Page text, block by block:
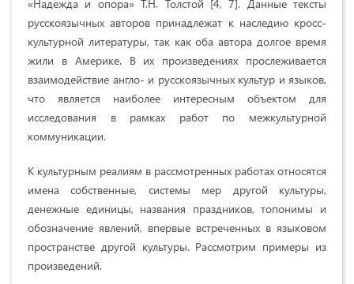
«Надежда и опора» Т.Н. Толстой [4, 7]. Данные тексты
русскоязычных авторов принадлежат к наследию кросс-
культурной литературы, так как оба автора долгое время
жили в Америке. В их произведениях прослеживается
взаимодействие англо- и русскоязычных культур и языков,
что является наиболее интересным объектом для
исследования в рамках работ по межкультурной
коммуникации.
К культурным реалиям в рассмотренных работах относятся
имена собственные, системы мер другой культуры,
денежные единицы, названия праздников, топонимы и
обозначение явлений, впервые встреченных в языковом
пространстве другой культуры. Рассмотрим примеры из
произведений.